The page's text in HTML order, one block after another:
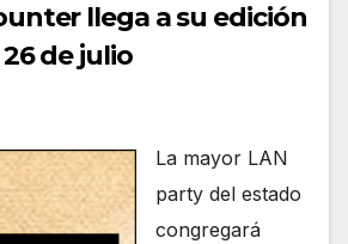
llega a su edición
de julio
La mayor LAN
party del estado
congregará